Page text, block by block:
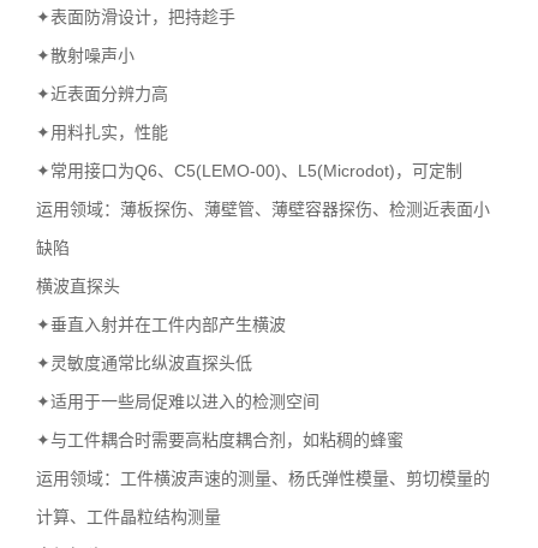
✦表面防滑设计，把持趁手
✦散射噪声小
✦近表面分辨力高
✦用料扎实，性能
✦常用接口为Q6、C5(LEMO-00)、L5(Microdot)，可定制
运用领域：薄板探伤、薄壁管、薄壁容器探伤、检测近表面小
缺陷
横波直探头
✦垂直入射并在工件内部产生横波
✦灵敏度通常比纵波直探头低
✦适用于一些局促难以进入的检测空间
✦与工件耦合时需要高粘度耦合剂，如粘稠的蜂蜜
运用领域：工件横波声速的测量、杨氏弹性模量、剪切模量的
计算、工件晶粒结构测量